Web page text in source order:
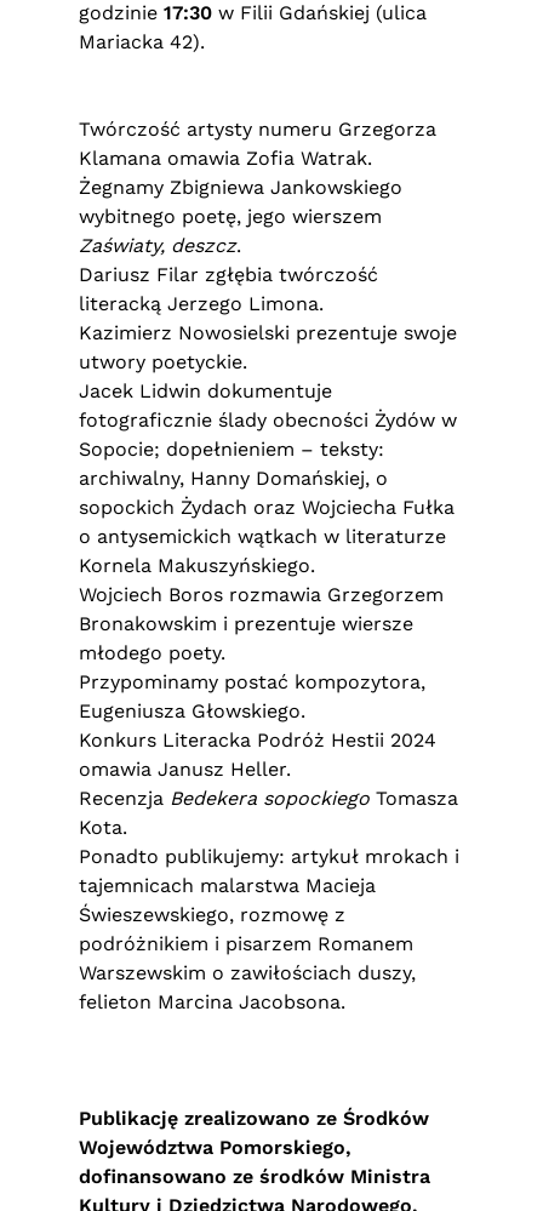
godzinie 17:30 w Filii Gdańskiej (ulica
Mariacka 42).
Twórczość artysty numeru Grzegorza
Klamana omawia Zofia Watrak.
Żegnamy Zbigniewa Jankowskiego
wybitnego poetę, jego wierszem
Zaświaty, deszcz.
Dariusz Filar zgłębia twórczość
literacką Jerzego Limona.
Kazimierz Nowosielski prezentuje swoje
utwory poetyckie.
Jacek Lidwin dokumentuje
fotograficznie ślady obecności Żydów w
Sopocie; dopełnieniem – teksty:
archiwalny, Hanny Domańskiej, o
sopockich Żydach oraz Wojciecha Fułka
o antysemickich wątkach w literaturze
Kornela Makuszyńskiego.
Wojciech Boros rozmawia Grzegorzem
Bronakowskim i prezentuje wiersze
młodego poety.
Przypominamy postać kompozytora,
Eugeniusza Głowskiego.
Konkurs Literacka Podróż Hestii 2024
omawia Janusz Heller.
Recenzja Bedekera sopockiego Tomasza
Kota.
Ponadto publikujemy: artykuł mrokach i
tajemnicach malarstwa Macieja
Świeszewskiego, rozmowę z
podróżnikiem i pisarzem Romanem
Warszewskim o zawiłościach duszy,
felieton Marcina Jacobsona.
Publikację zrealizowano ze Środków
Województwa Pomorskiego,
dofinansowano ze środków Ministra
Kultury i Dziedzictwa Narodowego.